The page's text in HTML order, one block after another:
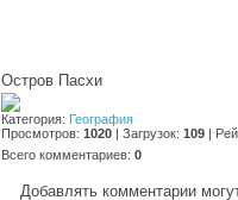
Остров Пасхи
Категория: География
Просмотров: 1020 | Загрузок: 109 |
Всего комментариев: 0
Добавлять комментарии